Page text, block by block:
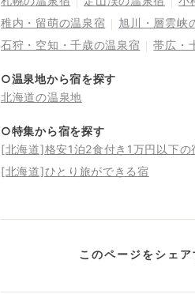
稚内・留萌の温泉宿
旭川・層雲峡
石狩・空知・千歳の温泉宿
帯広・
○温泉地から宿を探す
北海道の温泉地
○特集から宿を探す
[北海道]格安1泊2食付き1万円以下の
[北海道]ひとり旅ができる宿
このページをシェア